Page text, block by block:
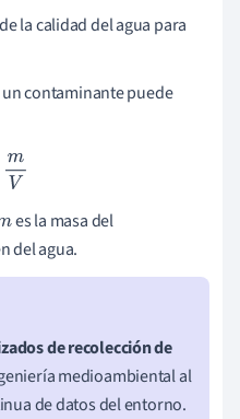
la calidad del agua para
contaminante puede
V
es la masa del
del agua.
de recolección de
medioambiental al
de datos del entorno.